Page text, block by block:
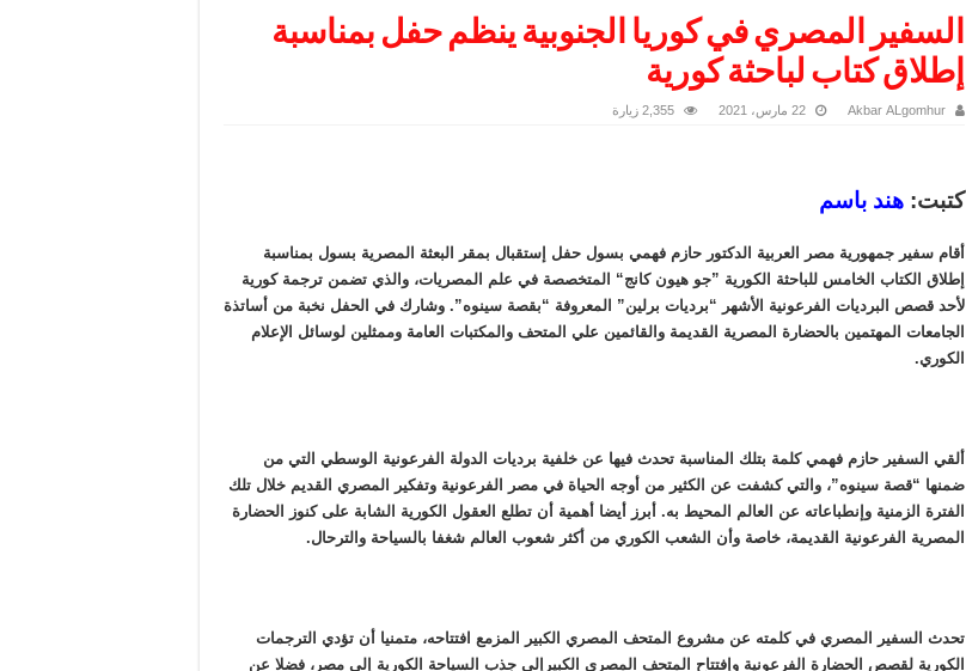
السفير المصري في كوريا الجنوبية ينظم حفل بمناسبة
إطلاق كتاب لباحثة كورية
Akbar ALgomhur 22 مارس، 2021 2,355 زيارة
كتبت: هند باسم
أقام سفير جمهورية مصر العربية الدكتور حازم فهمي بسول حفل إستقبال بمقر البعثة المصرية بسول بمناسبة
إطلاق الكتاب الخامس للباحثة الكورية ”جو هيون كانج“ المتخصصة في علم المصريات، والذي تضمن ترجمة كورية
لأحد قصص البرديات الفرعونية الأشهر “برديات برلين” المعروفة “بقصة سينوه”. وشارك في الحفل نخبة من أساتذة
الجامعات المهتمين بالحضارة المصرية القديمة والقائمين علي المتحف والمكتبات العامة وممثلين لوسائل الإعلام
الكوري.
ألقي السفير حازم فهمي كلمة بتلك المناسبة تحدث فيها عن خلفية برديات الدولة الفرعونية الوسطي التي من
ضمنها “قصة سينوه”، والتي كشفت عن الكثير من أوجه الحياة في مصر الفرعونية وتفكير المصري القديم خلال تلك
الفترة الزمنية وإنطباعاته عن العالم المحيط به. أبرز أيضا أهمية أن تطلع العقول الكورية الشابة على كنوز الحضارة
المصرية الفرعونية القديمة، خاصة وأن الشعب الكوري من أكثر شعوب العالم شغفا بالسياحة والترحال.
تحدث السفير المصري في كلمته عن مشروع المتحف المصري الكبير المزمع افتتاحه، متمنيا أن تؤدي الترجمات
الكورية لقصص الحضارة الفرعونية وإفتتاح المتحف المصري الكبيرإلي جذب السياحة الكورية إلي مصر، فضلا عن